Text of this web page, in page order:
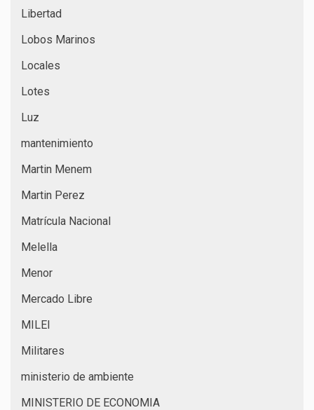
Libertad
Lobos Marinos
Locales
Lotes
Luz
mantenimiento
Martin Menem
Martin Perez
Matrícula Nacional
Melella
Menor
Mercado Libre
MILEI
Militares
ministerio de ambiente
MINISTERIO DE ECONOMIA